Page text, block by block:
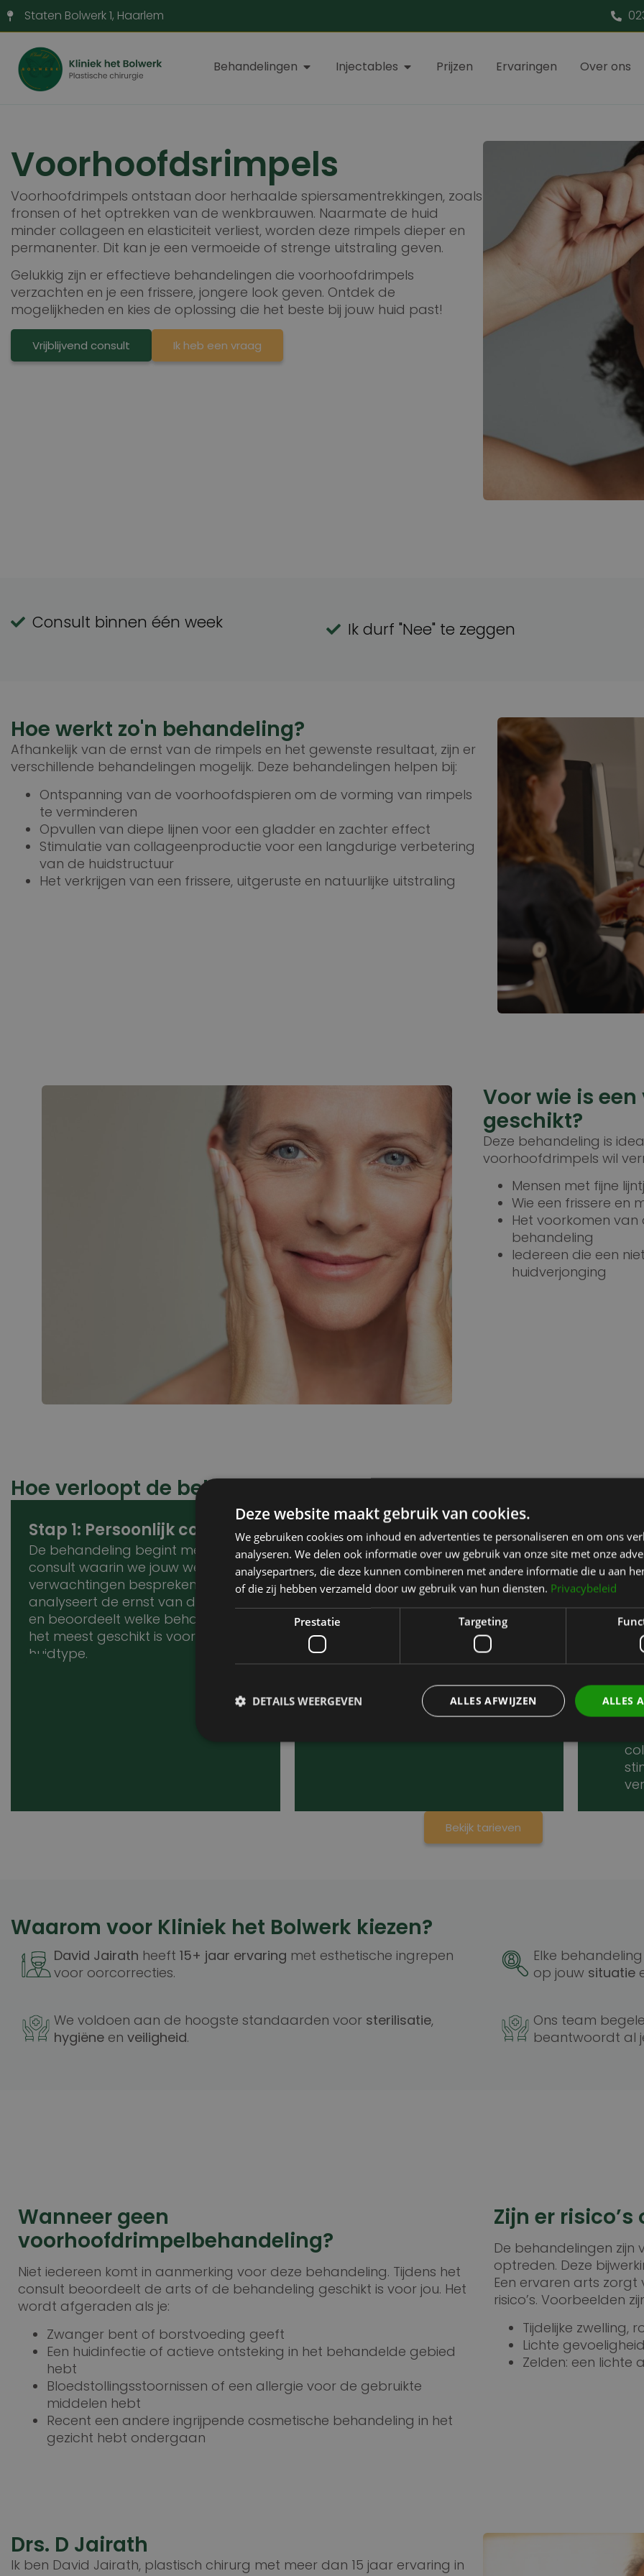
Staten Bolwerk 1, Haarlem
Behandelingen Injectables Prijzen Ervaringen Over ons
Voorhoofdsrimpels
Voorhoofdrimpels ontstaan door herhaalde spiersamentrekkingen, zoals
fronsen of het optrekken van de wenkbrauwen. Naarmate de huid
minder collageen en elasticiteit verliest, worden deze rimpels dieper en
permanenter. Dit kan je een vermoeide of strenge uitstraling geven.
Gelukkig zijn er effectieve behandelingen die voorhoofdrimpels
verzachten en je een frissere, jongere look geven. Ontdek de
mogelijkheden en kies de oplossing die het beste bij jouw huid past!
Vrijblijvend consult Ik heb een vraag
Consult binnen één week Ik durf "Nee" te zeggen
Hoe werkt zo'n behandeling?
Afhankelijk van de ernst van de rimpels en het gewenste resultaat, zijn er
verschillende behandelingen mogelijk. Deze behandelingen helpen bij:
Ontspanning van de voorhoofdspieren om de vorming van rimpels
te verminderen
Opvullen van diepe lijnen voor een gladder en zachter effect
Stimulatie van collageenproductie voor een langdurige verbetering
van de huidstructuur
Het verkrijgen van een frissere, uitgeruste en natuurlijke uitstraling
Voor wie is
geschikt?
Deze behandeling is
voorhoofdrimpels wil
Mensen met fijne
Wie een frissere en
Het voorkomen
behandeling
Iedereen die een
huidverjonging
Hoe verloopt de behandeling van voorhoofdrimpels?
Stap 1: Persoonlijk consult
De behandeling begint met een
consult waarin we jouw wensen en
verwachtingen bespreken. De arts
analyseert de ernst van de rimpels
en beoordeelt welke behandeling
het meest geschikt is voor jouw
huidtype.
Stap 2: Voorbereiding
Voor injectables wordt de huid
gereinigd en kan er indien nodig
een verdovende crème worden
aangebracht. Bij laser- of
collageenstimulerende
behandelingen worden vooraf
specifieke richtlijnen gegeven om de
huid goed voor te bereiden.
Stap
Bekijk tarieven
Waarom voor Kliniek het Bolwerk kiezen?
David Jairath heeft 15+ jaar ervaring met esthetische ingrepen
voor oorcorrecties.
Elke
op jouw situatie
We voldoen aan de hoogste standaarden voor sterilisatie,
hygiëne en veiligheid.
Ons team
beantwoordt al
Wanneer geen
voorhoofdrimpelbehandeling?
Niet iedereen komt in aanmerking voor deze behandeling. Tijdens het
consult beoordeelt de arts of de behandeling geschikt is voor jou. Het
wordt afgeraden als je:
Zwanger bent of borstvoeding geeft
Een huidinfectie of actieve ontsteking in het behandelde gebied
hebt
Bloedstollingsstoornissen of een allergie voor de gebruikte
middelen hebt
Recent een andere ingrijpende cosmetische behandeling in het
gezicht hebt ondergaan
Zijn er
De behandelingen zijn
optreden. Deze
Een ervaren arts
risico’s. Voorbeelden
Tijdelijke zwelling,
Lichte
Zelden: een lichte
Drs. D Jairath
Ik ben David Jairath, plastisch chirurg met meer dan 15 jaar ervaring in
Deze website maakt gebruik van cookies.
We gebruiken cookies om inhoud en advertenties te personaliseren en om ons
analyseren. We delen ook informatie over uw gebruik van onze site met onze
analysepartners, die deze kunnen combineren met andere informatie die u aan
of die zij hebben verzameld door uw gebruik van hun diensten. Privacybeleid
Prestatie Targeting
ALLES
ALLES AFWIJZEN
DETAILS WEERGEVEN
niet worden gebruikt om een bepaalde bezoeker direct te identificeren.